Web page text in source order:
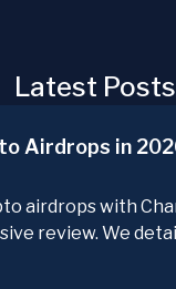
Latest Posts
Airdrops in
airdrops with
review. We
benefits, and